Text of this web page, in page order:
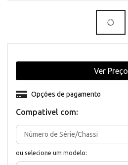
Compativel com:
ou selecione um modelo:
Opções de pagamento
Ver Preço